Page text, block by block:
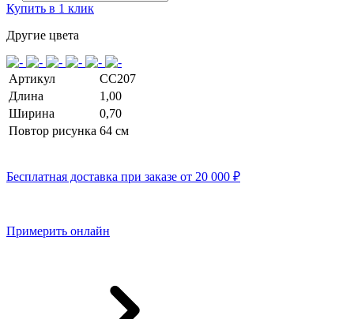
Купить в 1 клик
Другие цвета
Артикул
CC207
Длина
1,00
Ширина
0,70
Повтор рисунка 64 см
Бесплатная доставка при заказе от 20 000 ₽
Примерить онлайн